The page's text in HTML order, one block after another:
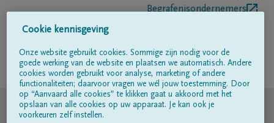
Begrafenisondernemers
Volg ons op
© DELA
Cookie kennisgeving
Onze website gebruikt cookies. Sommige zijn nodig voor de
goede werking van de website en plaatsen we automatisch. Andere
cookies worden gebruikt voor analyse, marketing of andere
functionaliteiten; daarvoor vragen we wél jouw toestemming. Door
op “Aanvaard alle cookies” te klikken gaat u akkoord met het
opslaan van alle cookies op uw apparaat. Je kan ook je
voorkeuren zelf instellen.